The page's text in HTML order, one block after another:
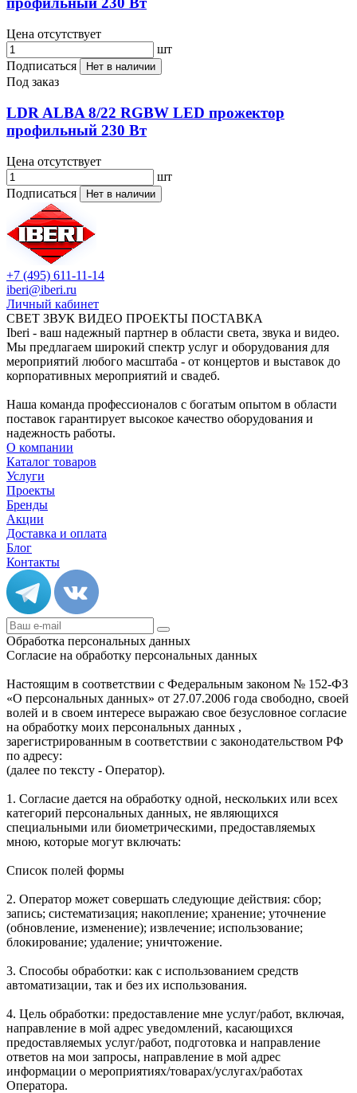
Цена отсутствует
шт
Подписаться
Нет в наличии
Под заказ
LDR ALBA 8/22 RGBW LED прожектор
профильный 230 Вт
Цена отсутствует
шт
Подписаться
Нет в наличии
+7 (495) 611-11-14
iberi@iberi.ru
Личный кабинет
СВЕТ ЗВУК ВИДЕО ПРОЕКТЫ ПОСТАВКА
Iberi - ваш надежный партнер в области света, звука и видео.
Мы предлагаем широкий спектр услуг и оборудования для
мероприятий любого масштаба - от концертов и выставок до
корпоративных мероприятий и свадеб.
Наша команда профессионалов с богатым опытом в области
поставок гарантирует высокое качество оборудования и
надежность работы.
О компании
Каталог товаров
Услуги
Проекты
Бренды
Акции
Доставка и оплата
Блог
Контакты
Обработка персональных данных
Согласие на обработку персональных данных
Настоящим в соответствии с Федеральным законом № 152-ФЗ
«О персональных данных» от 27.07.2006 года свободно, своей
волей и в своем интересе выражаю свое безусловное согласие
на обработку моих персональных данных ,
зарегистрированным в соответствии с законодательством РФ
по адресу:
(далее по тексту - Оператор).
1. Согласие дается на обработку одной, нескольких или всех
категорий персональных данных, не являющихся
специальными или биометрическими, предоставляемых
мною, которые могут включать:
Список полей формы
2. Оператор может совершать следующие действия: сбор;
запись; систематизация; накопление; хранение; уточнение
(обновление, изменение); извлечение; использование;
блокирование; удаление; уничтожение.
3. Способы обработки: как с использованием средств
автоматизации, так и без их использования.
4. Цель обработки: предоставление мне услуг/работ, включая,
направление в мой адрес уведомлений, касающихся
предоставляемых услуг/работ, подготовка и направление
ответов на мои запросы, направление в мой адрес
информации о мероприятиях/товарах/услугах/работах
Оператора.